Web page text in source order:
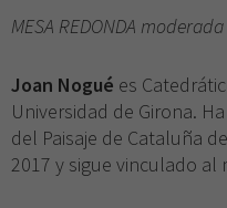
MESA REDONDA
Joan Nogué es
Universidad de Girona.
del Paisaje de Cataluña
2017 y sigue vinculado al